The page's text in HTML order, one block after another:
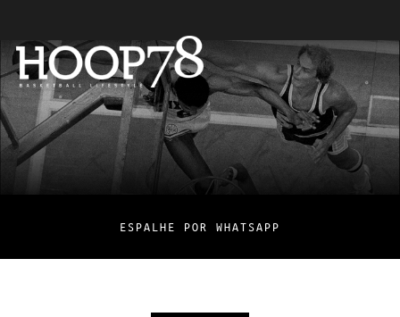
ESPALHE POR WHATSAPP